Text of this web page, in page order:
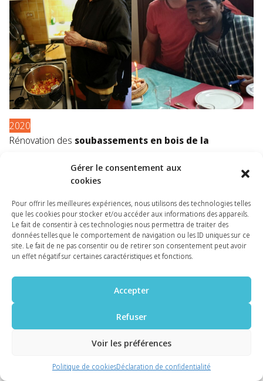
Gérer le consentement aux
cookies
Pour offrir les meilleures expériences, nous utilisons des technologies telles
que les cookies pour stocker et/ou accéder aux informations des appareils.
Le fait de consentir à ces technologies nous permettra de traiter des
données telles que le comportement de navigation ou les ID uniques sur ce
site. Le fait de ne pas consentir ou de retirer son consentement peut avoir
un effet négatif sur certaines caractéristiques et fonctions.
Accepter
Refuser
Voir les préférences
Politique de cookiesDéclaration de confidentialité
2020
Rénovation des soubassements en bois de la
les fenêtres du foyer Tibériade. Ouverture des travaux de la
deuxième tranche avec la réalisation des
ateliers.​ 1ère récolte du miscanthus​.Début des travaux de
maçonnerie, plomberie et électricitédans les futurs
ateliers​.